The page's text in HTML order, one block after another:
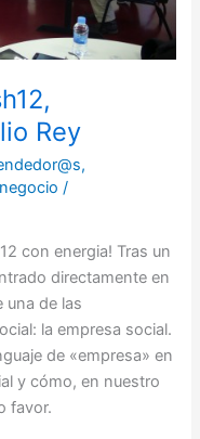
Rey
,
/
con energia! Tras un
directamente en
una de las
la empresa social.
de «empresa» en
y cómo, en nuestro
favor.